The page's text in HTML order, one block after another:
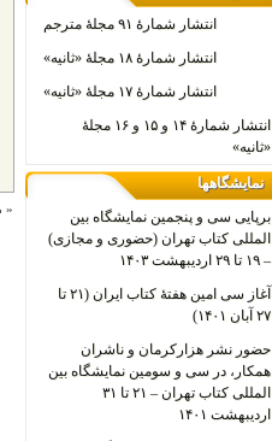
«
انتشار شمارۀ ۹۱ مجلۀ مترجم
انتشار شمارۀ ۱۸ مجلۀ «ثانیه»
انتشار شمارۀ ۱۷ مجلۀ «ثانیه»
انتشار شمارۀ ۱۴ و ۱۵ و ۱۶ مجلۀ
«ثانیه»
نمایشگاهها
برپایی سی و پنجمین نمایشگاه بین
المللی کتاب تهران (حضوری و مجازی)
– ۱۹ تا ۲۹ اردیبهشت ۱۴۰۳
آغاز سی امین هفتۀ کتاب ایران (۲۱ تا
۲۷ آبان ۱۴۰۱)
حضور نشر هزارکرمان و ناشران
همکار، در سی و سومین نمایشگاه بین
المللی کتاب تهران – ۲۱ تا ۳۱
اردیبهشت ۱۴۰۱